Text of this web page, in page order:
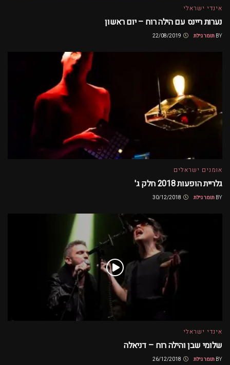
אינדי ישראלי
נערות ריינס עם הילה רוח – יום ראשון
BY תומר גילת
אומנים ישראלים
גלריית הופעות 2018 חלק ג'
BY תומר גילת
אינדי ישראלי
שלומי שבן והילה רוח – דניאלה
BY תומר גילת